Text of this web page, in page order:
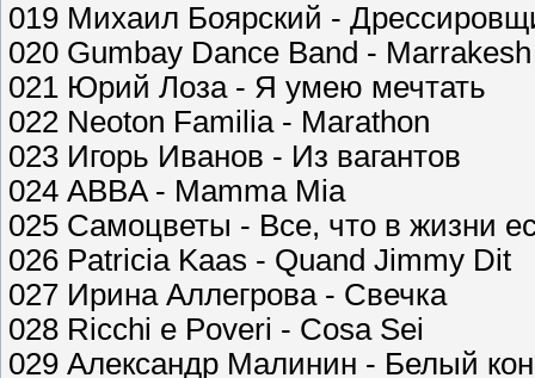
019 Михаил Боярский -
020 Gumbay Dance Band - Marrakesh
021 Юрий Лоза - Я умею мечтать
022 Neoton Familia - Marathon
023 Игорь Иванов - Из вагантов
024 ABBA - Mamma Mia
025 Самоцветы - Все, что в жизни
026 Patricia Kaas - Quand Jimmy Dit
027 Ирина Аллегрова - Свечка
028 Ricchi e Poveri - Cosa Sei
029 Александр Малинин - Белый